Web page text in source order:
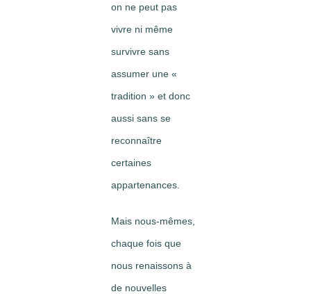
on ne peut pas
vivre ni même
survivre sans
assumer une «
tradition » et donc
aussi sans se
reconnaître
certaines
appartenances.
Mais nous-mêmes,
chaque fois que
nous renaissons à
de nouvelles